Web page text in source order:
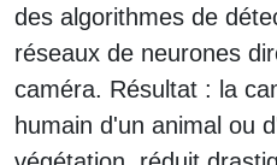
des algorithmes de
réseaux de neurones
caméra. Résultat : la
humain d'un animal ou